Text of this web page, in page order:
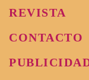
REVISTA
CONTACTO